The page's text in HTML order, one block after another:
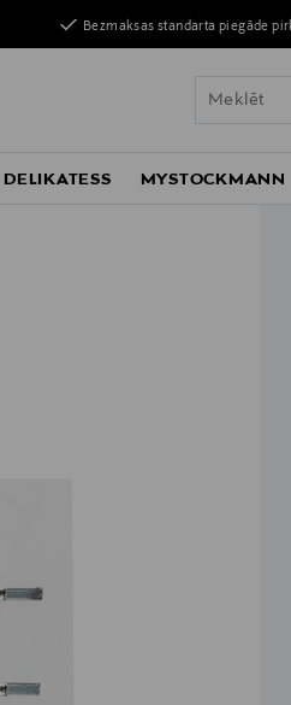
Bezmaksas standarta piegāde
DELIKATESS MYSTOCKMANN